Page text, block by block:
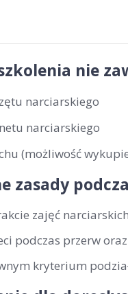
nie
narciarskiego
narciarskiego
(możliwość
zasady
zajęć
podczas przerw
kryterium